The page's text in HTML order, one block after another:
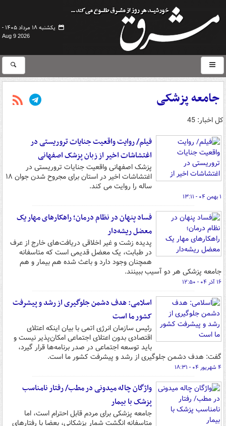
یکشنبه ۱۸ مرداد ۱۴۰۵ -
Aug 9 2026
جامعه پزشکی
کل اخبار: 45
فیلم/ روایت واقعیت جنایات تروریستی در
اغتشاشات اخیر از زبان پزشک اصفهانی
پزشک اصفهانی واقعیت جنایات تروریستی در
اغتشاشات اخیر در استان برای مجروح شدن جوان ۱۸
ساله را روایت می کند.
۱ بهمن ۰۴ - ۱۳:۱۱
فساد پنهان در نظام درمان؛ راهکارهای مهار یک
معضل ریشه‌دار
پدیده زشت و غیر اخلاقی دریافت‌های خارج از عرف
در طبابت، یک معضل قدیمی است که متاسفانه
همچنان وجود دارد و باعث شده هم بیمار و هم
جامعه پزشکی هر دو آسیب ببینند.
۱۶ آذر ۰۴ - ۱۲:۵۰
اسلامی: هدف دشمن جلوگیری از رشد و پیشرفت
کشور ما است
رئیس سازمان انرژی اتمی با بیان اینکه اعتلای
اقتصادی بدون اعتلای اجتماعی امکان‌پذیر نیست و
باید توسعه اجتماعی در صدر برنامه‌ها قرار گیرد،
گفت: هدف دشمن جلوگیری از رشد و پیشرفت کشور ما است.
۴ شهریور ۰۴ - ۱۸:۳۱
واژگان چاله میدونی در مطب/ رفتار نامناسب
پزشک با بیمار
جامعه پزشکی برای مردم قابل احترام است، اما
متاسفانه انگشت شمار پزشکانی، بعضا با رفتارهای